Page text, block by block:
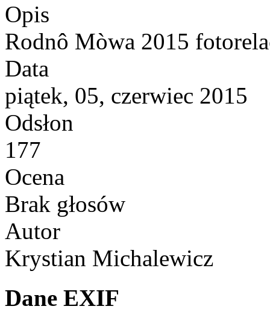
Opis
Rodnô Mòwa 2015
Data
piątek, 05, czerwiec 2015
Odsłon
177
Ocena
Brak głosów
Autor
Krystian Michalewicz
Dane EXIF